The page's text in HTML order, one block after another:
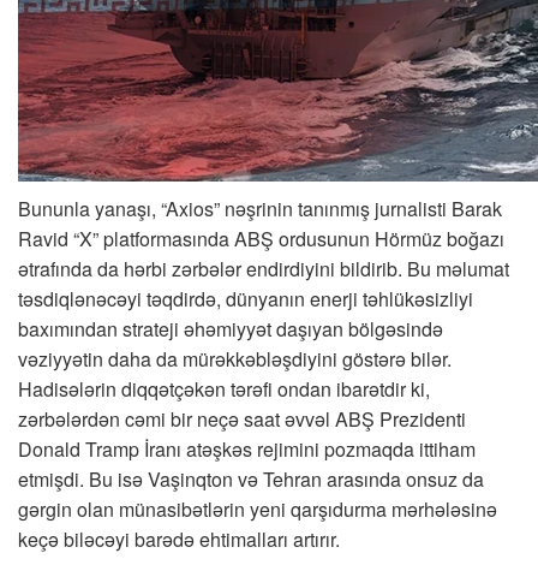
Bununla yanaşı, “Axios” nəşrinin tanınmış jurnalisti Barak
Ravid “X” platformasında ABŞ ordusunun Hörmüz boğazı
ətrafında da hərbi zərbələr endirdiyini bildirib. Bu məlumat
təsdiqlənəcəyi təqdirdə, dünyanın enerji təhlükəsizliyi
baxımından strateji əhəmiyyət daşıyan bölgəsində
vəziyyətin daha da mürəkkəbləşdiyini göstərə bilər.
Hadisələrin diqqətçəkən tərəfi ondan ibarətdir ki,
zərbələrdən cəmi bir neçə saat əvvəl ABŞ Prezidenti
Donald Tramp İranı atəşkəs rejimini pozmaqda ittiham
etmişdi. Bu isə Vaşinqton və Tehran arasında onsuz da
gərgin olan münasibətlərin yeni qarşıdurma mərhələsinə
keçə biləcəyi barədə ehtimalları artırır.